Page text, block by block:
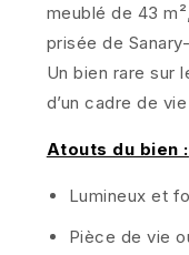
meublé de 43
prisée de
Un bien rare sur
d’un cadre de
Atouts du bien :
Lumineux et
Pièce de vie